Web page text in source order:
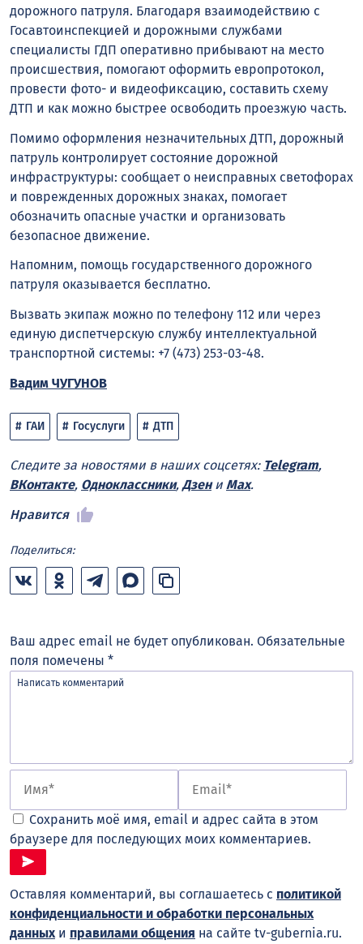
дорожного патруля. Благодаря взаимодействию с
Госавтоинспекцией и дорожными службами
специалисты ГДП оперативно прибывают на место
происшествия, помогают оформить европротокол,
провести фото- и видеофиксацию, составить схему
ДТП и как можно быстрее освободить проезжую часть.
Помимо оформления незначительных ДТП, дорожный
патруль контролирует состояние дорожной
инфраструктуры: сообщает о неисправных светофорах
и поврежденных дорожных знаках, помогает
обозначить опасные участки и организовать
безопасное движение.
Напомним, помощь государственного дорожного
патруля оказывается бесплатно.
Вызвать экипаж можно по телефону 112 или через
единую диспетчерскую службу интеллектуальной
транспортной системы: +7 (473) 253-03-48.
Вадим ЧУГУНОВ
ГАИ Госуслуги ДТП
Следите за новостями в наших соцсетях: Telegram,
ВКонтакте, Одноклассники, Дзени Max.
Нравится
Поделиться:
Ваш адрес email не будет опубликован. Обязательные
поля помечены *
Сохранить моё имя, email и адрес сайта в этом
браузере для последующих моих комментариев.
Оставляя комментарий, вы соглашаетесь с политикой
конфиденциальности и обработки персональных
данныхи правилами общения на сайте tv-gubernia.ru.